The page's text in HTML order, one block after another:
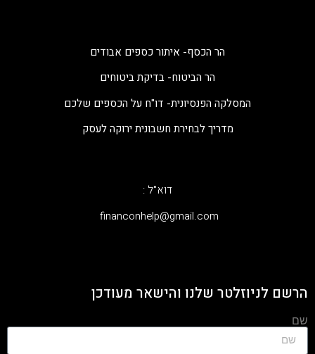
הר הכסף- איתור כספים אבודים
הר הביטוח- בדיקת ביטוחים
המסלקה הפנסיונית- דו"ח על הכספים שלכם
מדריך לבחירת חשבונית ירוקה לעסק
דוא"ל :
‫financonhelp@gmail.com‬
הרשם לניוזלטר שלנו והישאר מעודכן
שם